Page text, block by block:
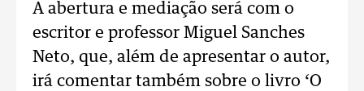
A abertura e mediação será com o
escritor e professor Miguel Sanches
Neto, que, além de apresentar o autor,
irá comentar também sobre o livro ‘O